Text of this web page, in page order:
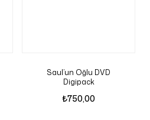
Saul’un Oğlu DVD
Digipack
₺750,00